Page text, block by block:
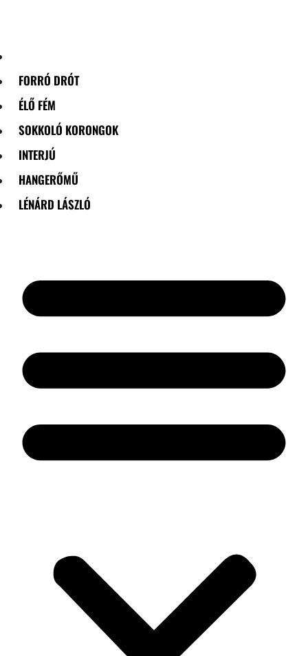
FORRÓ DRÓT
ÉLŐ FÉM
SOKKOLÓ KORONGOK
INTERJÚ
HANGERŐMŰ
LÉNÁRD LÁSZLÓ